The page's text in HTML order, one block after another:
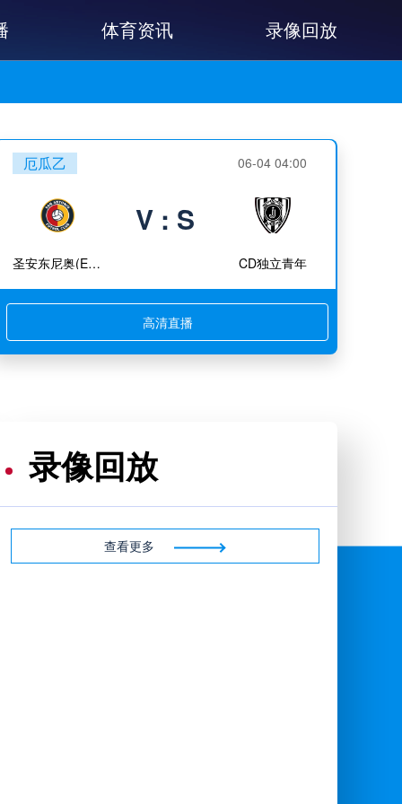
体育资讯 录像回放
厄瓜乙 06-04 04:00
圣安东尼奥(ECU)
V : S
CD独立青年
高清直播
录像回放
查看更多